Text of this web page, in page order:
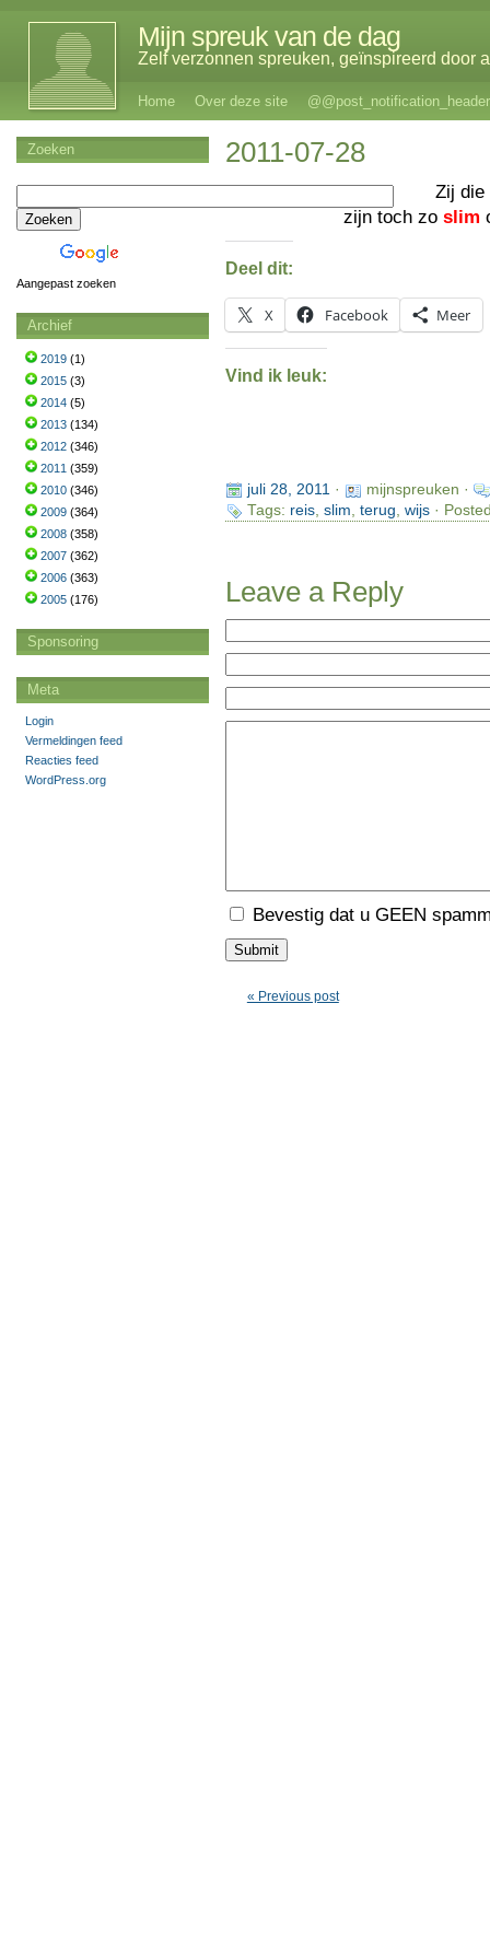
Mijn spreuk van de dag
Zelf verzonnen spreuken, geïnspireerd door
Home Over deze site @@post_notification_header
2011-07-28
Zij die
zijn toch zoslim
Deel dit:
X Facebook Meer
Vind ik leuk:
juli 28, 2011·
mijnspreuken ·
Tags: reis, slim, terug, wijs·
Leave a Reply
Bevestig dat u GEEN
« Previous post
Zoeken
Aangepast zoeken
Archief
2019 (1)
2015 (3)
2014 (5)
2013 (134)
2012 (346)
2011 (359)
2010 (346)
2009 (364)
2008 (358)
2007 (362)
2006 (363)
2005 (176)
Sponsoring
Meta
Login
Vermeldingen feed
Reacties feed
WordPress.org